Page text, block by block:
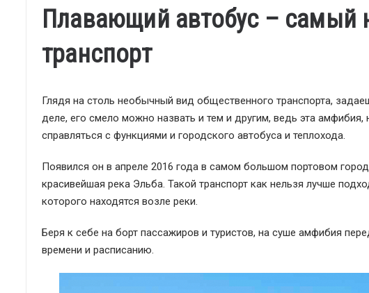
Плавающий автобус –
транспорт
Глядя на столь необычный вид общественного транспорта,
деле, его смело можно назвать и тем и другим, ведь эта амфибия,
справляться с функциями и городского автобуса и теплохода.
Появился он в апреле 2016 года в самом большом портовом
красивейшая река Эльба. Такой транспорт как нельзя лучше
которого находятся возле реки.
Беря к себе на борт пассажиров и туристов, на суше амфибия
времени и расписанию.